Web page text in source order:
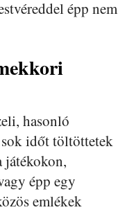
épp nem
hasonló
sok időt töltöttetek
játékokon,
épp egy
emlékek